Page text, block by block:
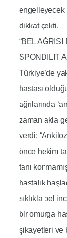
engelleyecek
dikkat çekti.
“BEL
SPONDİLİT
Türkiye’de
hastası
ağrılarında
zaman akla
verdi:
önce hekim
tanı
hastalık
sıklıkla bel
bir omurga
şikayetleri ve